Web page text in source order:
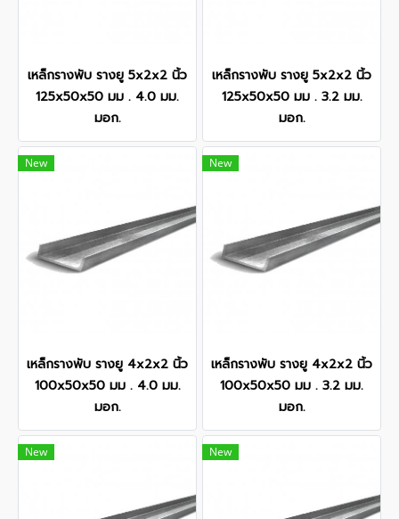
เหล็กรางพับ รางยู 5x2x2 นิ้ว
125x50x50 มม . 4.0 มม.
มอก.
เหล็กรางพับ รางยู 5x2x2 นิ้ว
125x50x50 มม . 3.2 มม.
มอก.
New
เหล็กรางพับ รางยู 4x2x2 นิ้ว
100x50x50 มม . 4.0 มม.
มอก.
New
เหล็กรางพับ รางยู 4x2x2 นิ้ว
100x50x50 มม . 3.2 มม.
มอก.
New New